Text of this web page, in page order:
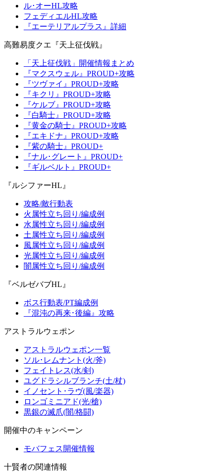
ル･オーHL攻略
フェディエルHL攻略
『エーテリアルプラス』詳細
高難易度クエ『天上征伐戦』
「天上征伐戦」開催情報まとめ
『マクスウェル』PROUD+攻略
『ツヴァイ』PROUD+攻略
『キクリ』PROUD+攻略
『ケルブ』PROUD+攻略
『白騎士』PROUD+攻略
『黄金の騎士』PROUD+攻略
『エキドナ』PROUD+攻略
『紫の騎士』PROUD+
『ナル･グレート』PROUD+
『ギルベルト』PROUD+
『ルシファーHL』
攻略/敵行動表
火属性立ち回り/編成例
水属性立ち回り/編成例
土属性立ち回り/編成例
風属性立ち回り/編成例
光属性立ち回り/編成例
闇属性立ち回り/編成例
『ベルゼバブHL』
ボス行動表/PT編成例
『混沌の再来･後編』攻略
アストラルウェポン
アストラルウェポン一覧
ソル･レムナント(火/斧)
フェイトレス(水/剣)
ユグドラシルブランチ(土/杖)
イノセント･ラヴ(風/楽器)
ロンゴミニアド(光/槍)
黒銀の滅爪(闇/格闘)
開催中のキャンペーン
モバフェス開催情報
十賢者の関連情報